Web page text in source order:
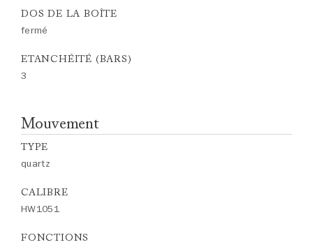
DOS DE LA BOÎTE
fermé
ETANCHÉITÉ (BARS)
3
Mouvement
TYPE
quartz
CALIBRE
HW1051
FONCTIONS